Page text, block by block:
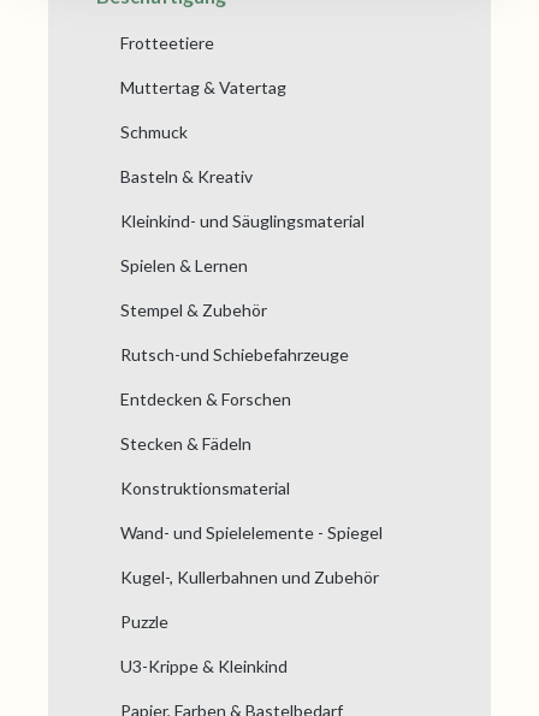
Frotteetiere
Muttertag & Vatertag
Schmuck
Basteln & Kreativ
Kleinkind- und Säuglingsmaterial
Spielen & Lernen
Stempel & Zubehör
Rutsch-und Schiebefahrzeuge
Entdecken & Forschen
Stecken & Fädeln
Konstruktionsmaterial
Wand- und Spielelemente - Spiegel
Kugel-, Kullerbahnen und Zubehör
Puzzle
U3-Krippe & Kleinkind
Papier, Farben & Bastelbedarf